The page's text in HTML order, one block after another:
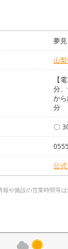
夢
山
【
分
か
分
〇
公
や施設の営業時間等